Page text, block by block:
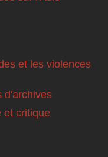
et les violences
d'archives
et critique